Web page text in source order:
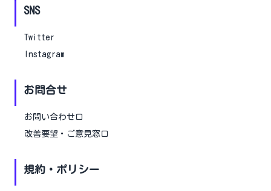
SNS
Twitter
Instagram
お問合せ
お問い合わせ口
改善要望・ご意見窓口
規約・ポリシー